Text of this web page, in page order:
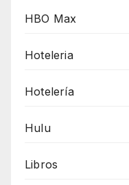
HBO Max
Hoteleria
Hotelería
Hulu
Libros